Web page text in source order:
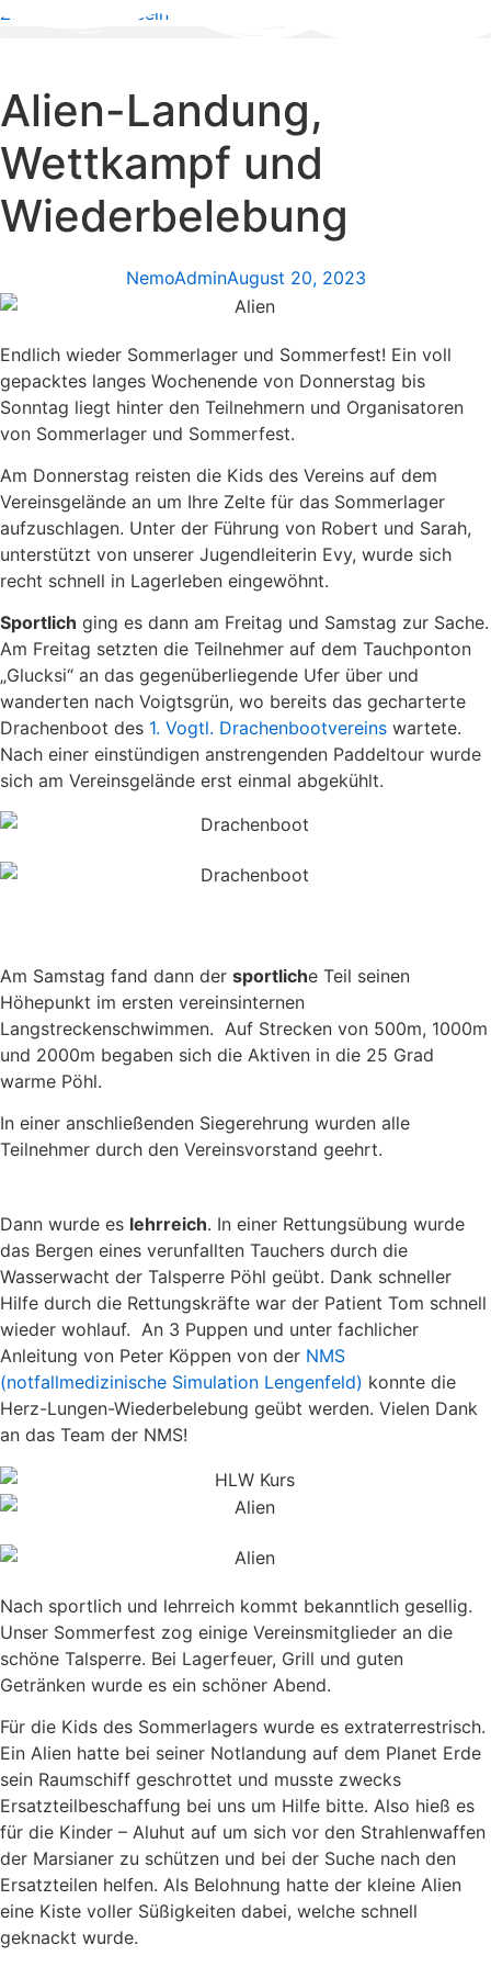
Zum Inhalt wechseln
Alien-Landung,
Wettkampf und
Wiederbelebung
NemoAdminAugust 20, 2023
Endlich wieder Sommerlager und Sommerfest! Ein voll
gepacktes langes Wochenende von Donnerstag bis
Sonntag liegt hinter den Teilnehmern und Organisatoren
von Sommerlager und Sommerfest.
Am Donnerstag reisten die Kids des Vereins auf dem
Vereinsgelände an um Ihre Zelte für das Sommerlager
aufzuschlagen. Unter der Führung von Robert und Sarah,
unterstützt von unserer Jugendleiterin Evy, wurde sich
recht schnell in Lagerleben eingewöhnt.
Sportlich ging es dann am Freitag und Samstag zur Sache.
Am Freitag setzten die Teilnehmer auf dem Tauchponton
„Glucksi“ an das gegenüberliegende Ufer über und
wanderten nach Voigtsgrün, wo bereits das gecharterte
Drachenboot des 1. Vogtl. Drachenbootvereins wartete.
Nach einer einstündigen anstrengenden Paddeltour wurde
sich am Vereinsgelände erst einmal abgekühlt.
Am Samstag fand dann der sportliche Teil seinen
Höhepunkt im ersten vereinsinternen
Langstreckenschwimmen. Auf Strecken von 500m, 1000m
und 2000m begaben sich die Aktiven in die 25 Grad
warme Pöhl.
In einer anschließenden Siegerehrung wurden alle
Teilnehmer durch den Vereinsvorstand geehrt.
Dann wurde es lehrreich. In einer Rettungsübung wurde
das Bergen eines verunfallten Tauchers durch die
Wasserwacht der Talsperre Pöhl geübt. Dank schneller
Hilfe durch die Rettungskräfte war der Patient Tom schnell
wieder wohlauf. An 3 Puppen und unter fachlicher
Anleitung von Peter Köppen von der NMS
(notfallmedizinische Simulation Lengenfeld) konnte die
Herz-Lungen-Wiederbelebung geübt werden. Vielen Dank
an das Team der NMS!
Nach sportlich und lehrreich kommt bekanntlich gesellig.
Unser Sommerfest zog einige Vereinsmitglieder an die
schöne Talsperre. Bei Lagerfeuer, Grill und guten
Getränken wurde es ein schöner Abend.
Für die Kids des Sommerlagers wurde es extraterrestrisch.
Ein Alien hatte bei seiner Notlandung auf dem Planet Erde
sein Raumschiff geschrottet und musste zwecks
Ersatzteilbeschaffung bei uns um Hilfe bitte. Also hieß es
für die Kinder – Aluhut auf um sich vor den Strahlenwaffen
der Marsianer zu schützen und bei der Suche nach den
Ersatzteilen helfen. Als Belohnung hatte der kleine Alien
eine Kiste voller Süßigkeiten dabei, welche schnell
geknackt wurde.